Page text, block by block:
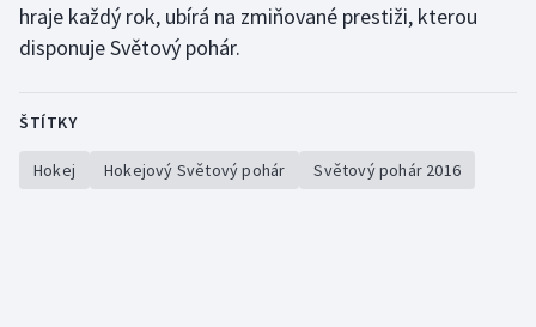
hraje každý rok, ubírá na zmiňované prestiži, kterou
disponuje Světový pohár.
ŠTÍTKY
Hokej Hokejový Světový pohár Světový pohár 2016